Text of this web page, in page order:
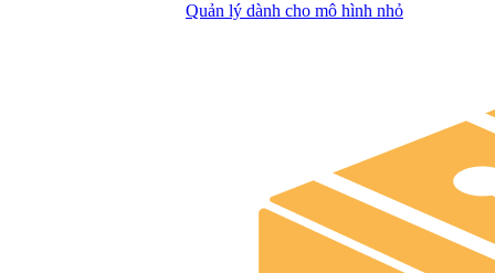
Quản lý dành cho mô hình nhỏ